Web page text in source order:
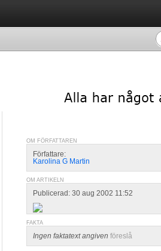
OM FÖRFATTAREN
Författare:
Karolina G Martin
OM ARTIKELN
Publicerad: 30 aug 2002 11:52
FAKTA
Ingen faktatext angiven föreslå